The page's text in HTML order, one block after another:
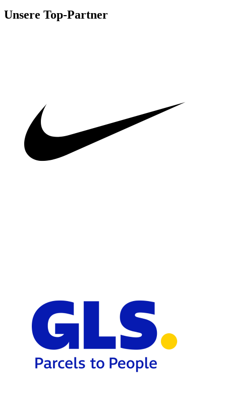
Unsere Top-Partner